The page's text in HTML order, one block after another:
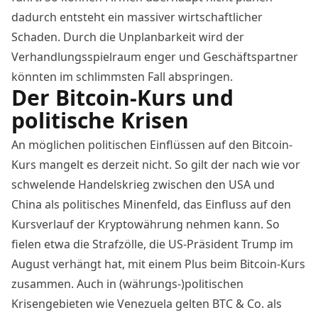
dadurch entsteht ein massiver wirtschaftlicher
Schaden. Durch die Unplanbarkeit wird der
Verhandlungsspielraum enger und Geschäftspartner
könnten im schlimmsten Fall abspringen.
Der Bitcoin-Kurs und
politische Krisen
An möglichen politischen Einflüssen auf den Bitcoin-
Kurs mangelt es derzeit nicht. So gilt der nach wie vor
schwelende Handelskrieg zwischen den USA und
China als politisches Minenfeld, das Einfluss auf den
Kursverlauf der Kryptowährung nehmen kann. So
fielen etwa die Strafzölle, die US-Präsident Trump im
August verhängt hat, mit einem Plus beim Bitcoin-Kurs
zusammen. Auch in (währungs-)politischen
Krisengebieten wie Venezuela gelten BTC & Co. als